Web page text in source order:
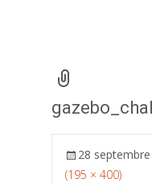
28
(195 × 400)